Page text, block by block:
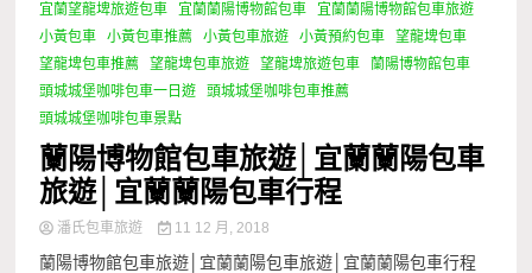
宜蘭望龍埤旅遊包車
宜蘭蘭陽博物館包車
宜蘭蘭陽博物館包車旅遊
小黃包車
小黃包車推薦 小黃包車旅遊 小黃預約包車
望龍埤包車
望龍埤包車推薦
望龍埤包車旅遊 望龍埤旅遊包車
蘭陽博物館包車
頭城城堡咖啡包車一日遊
頭城城堡咖啡包車推薦
頭城城堡咖啡包車景點
蘭陽博物館包車旅遊│宜蘭蘭陽包車
旅遊│宜蘭蘭陽包車行程
潘氏包車旅遊 11 12 月, 2018
蘭陽博物館包車旅遊│宜蘭蘭陽包車旅遊│宜蘭蘭陽包車行程